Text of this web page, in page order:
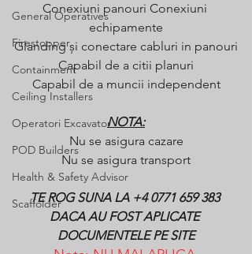
General Operatives
Firestopper
Containment
Ceiling Installers
Operatori Excavator
POD Builders
Health & Safety Advisor
Scaffolder
Conexiuni panouri Conexiuni
echipamente
Glanding și conectare cabluri in panouri
Capabil de a citii planuri
Capabil de a muncii independent
NOTA:
Nu se asigura cazare
Nu se asigura transport
TE ROG SUNA LA +4 0771 659 383
DACA AU FOST APLICATE
DOCUMENTELE PE SITE